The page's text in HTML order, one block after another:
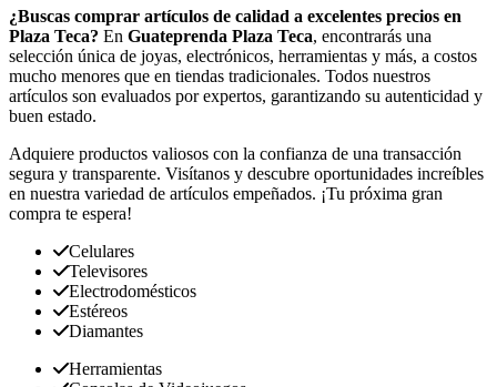
¿Buscas comprar artículos de calidad a excelentes precios en
Plaza Teca? En Guateprenda Plaza Teca, encontrarás una
selección única de joyas, electrónicos, herramientas y más, a costos
mucho menores que en tiendas tradicionales. Todos nuestros
artículos son evaluados por expertos, garantizando su autenticidad y
buen estado.
Adquiere productos valiosos con la confianza de una transacción
segura y transparente. Visítanos y descubre oportunidades increíbles
en nuestra variedad de artículos empeñados. ¡Tu próxima gran
compra te espera!
Celulares
Televisores
Electrodomésticos
Estéreos
Diamantes
Herramientas